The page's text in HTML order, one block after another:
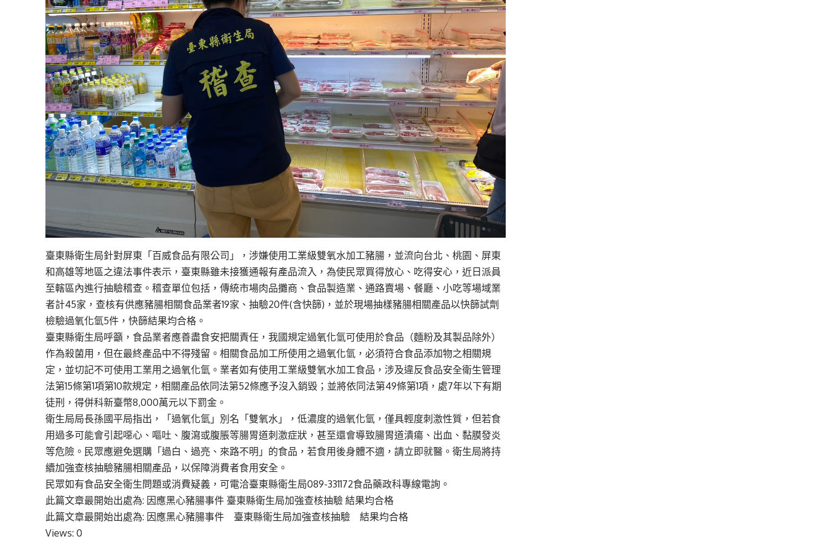
臺東縣衛生局針對屏東「百威食品有限公司」，涉嫌使用工業級雙氧水加工豬腸，並流向台北、桃園、屏東
和高雄等地區之違法事件表示，臺東縣雖未接獲通報有產品流入，為使民眾買得放心、吃得安心，近日派員
至轄區內進行抽驗稽查。稽查單位包括，傳統市場肉品攤商、食品製造業、通路賣場、餐廳、小吃等場域業
者計45家，查核有供應豬腸相關食品業者19家、抽驗20件(含快篩)，並於現場抽樣豬腸相關產品以快篩試劑
檢驗過氧化氫5件，快篩結果均合格。
臺東縣衛生局呼籲，食品業者應善盡食安把關責任，我國規定過氧化氫可使用於食品（麵粉及其製品除外）
作為殺菌用，但在最終產品中不得殘留。相關食品加工所使用之過氧化氫，必須符合食品添加物之相關規
定，並切記不可使用工業用之過氧化氫。業者如有使用工業級雙氧水加工食品，涉及違反食品安全衛生管理
法第15條第1項第10款規定，相關產品依同法第52條應予沒入銷毀；並將依同法第49條第1項，處7年以下有期
徒刑，得併科新臺幣8,000萬元以下罰金。
衛生局局長孫國平局指出，「過氧化氫」別名「雙氧水」，低濃度的過氧化氫，僅具輕度刺激性質，但若食
用過多可能會引起噁心、嘔吐、腹瀉或腹脹等腸胃道刺激症狀，甚至還會導致腸胃道潰瘍、出血、黏膜發炎
等危險。民眾應避免選購「過白、過亮、來路不明」的食品，若食用後身體不適，請立即就醫。衛生局將持
續加強查核抽驗豬腸相關產品，以保障消費者食用安全。
民眾如有食品安全衛生問題或消費疑義，可電洽臺東縣衛生局089-331172食品藥政科專線電詢。
此篇文章最開始出處為: 因應黑心豬腸事件 臺東縣衛生局加強查核抽驗 結果均合格
此篇文章最開始出處為: 因應黑心豬腸事件 臺東縣衛生局加強查核抽驗 結果均合格
Views: 0